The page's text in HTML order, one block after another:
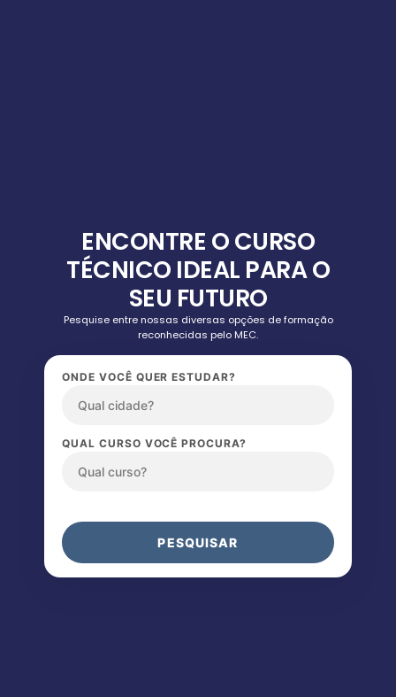
ENCONTRE O CURSO
TÉCNICO IDEAL PARA O
SEU FUTURO
Pesquise entre nossas diversas opções de formação
reconhecidas pelo MEC.
ONDE VOCÊ QUER ESTUDAR?
QUAL CURSO VOCÊ PROCURA?
PESQUISAR